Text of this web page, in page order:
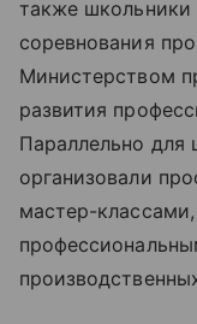
также
соревнования
Министерством
развития
Параллельно для
организовали
мастер-